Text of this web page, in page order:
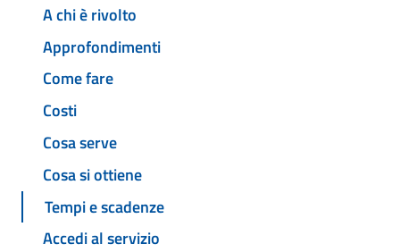
A chi è rivolto
Approfondimenti
Come fare
Costi
Cosa serve
Cosa si ottiene
Tempi e scadenze
Accedi al servizio